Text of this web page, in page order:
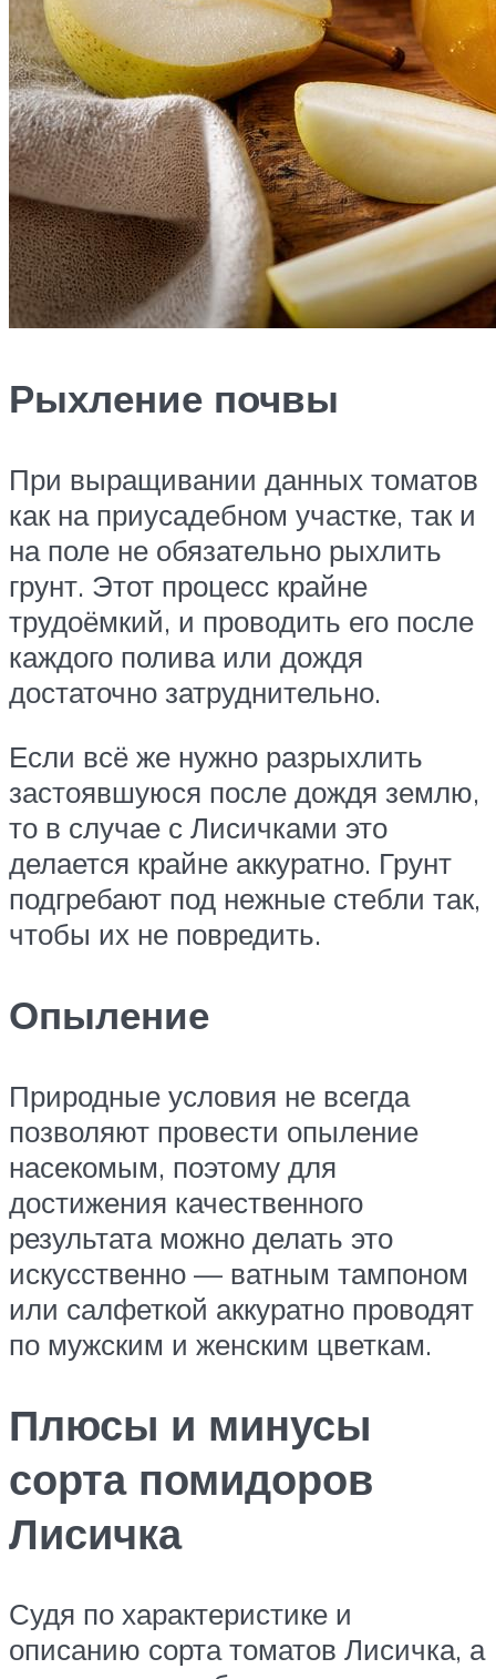
Рыхление почвы
При выращивании данных томатов
как на приусадебном участке, так и
на поле не обязательно рыхлить
грунт. Этот процесс крайне
трудоёмкий, и проводить его после
каждого полива или дождя
достаточно затруднительно.
Если всё же нужно разрыхлить
застоявшуюся после дождя землю,
то в случае с Лисичками это
делается крайне аккуратно. Грунт
подгребают под нежные стебли так,
чтобы их не повредить.
Опыление
Природные условия не всегда
позволяют провести опыление
насекомым, поэтому для
достижения качественного
результата можно делать это
искусственно — ватным тампоном
или салфеткой аккуратно проводят
по мужским и женским цветкам.
Плюсы и минусы
сорта помидоров
Лисичка
Судя по характеристике и
описанию сорта томатов Лисичка, а